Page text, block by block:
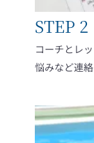
STEP 2
コーチとレ
悩みなど連